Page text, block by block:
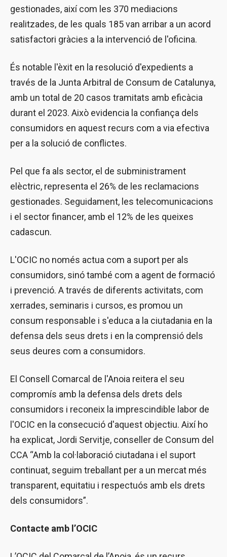
gestionades, així com les 370 mediacions
realitzades, de les quals 185 van arribar a un acord
satisfactori gràcies a la intervenció de l'oficina.
És notable l'èxit en la resolució d'expedients a
través de la Junta Arbitral de Consum de Catalunya,
amb un total de 20 casos tramitats amb eficàcia
durant el 2023. Això evidencia la confiança dels
consumidors en aquest recurs com a via efectiva
per a la solució de conflictes.
Pel que fa als sector, el de subministrament
elèctric, representa el 26% de les reclamacions
gestionades. Seguidament, les telecomunicacions
i el sector financer, amb el 12% de les queixes
cadascun.
L'OCIC no només actua com a suport per als
consumidors, sinó també com a agent de formació
i prevenció. A través de diferents activitats, com
xerrades, seminaris i cursos, es promou un
consum responsable i s'educa a la ciutadania en la
defensa dels seus drets i en la comprensió dels
seus deures com a consumidors.
El Consell Comarcal de l'Anoia reitera el seu
compromís amb la defensa dels drets dels
consumidors i reconeix la imprescindible labor de
l'OCIC en la consecució d'aquest objectiu. Així ho
ha explicat, Jordi Servitje, conseller de Consum del
CCA “Amb la col·laboració ciutadana i el suport
continuat, seguim treballant per a un mercat més
transparent, equitatiu i respectuós amb els drets
dels consumidors”.
Contacte amb l’OCIC